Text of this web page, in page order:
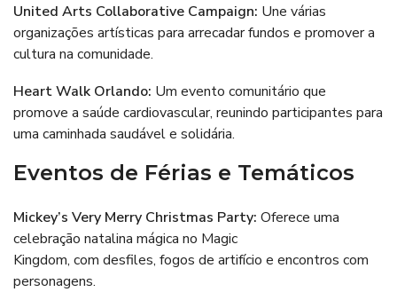
United Arts Collaborative Campaign: Une várias
organizações artísticas para arrecadar fundos e promover a
cultura na comunidade.
Heart Walk Orlando: Um evento comunitário que
promove a saúde cardiovascular, reunindo participantes para
uma caminhada saudável e solidária.
Eventos de Férias e Temáticos
Mickey’s Very Merry Christmas Party: Oferece uma
celebração natalina mágica no Magic
Kingdom, com desfiles, fogos de artifício e encontros com
personagens.